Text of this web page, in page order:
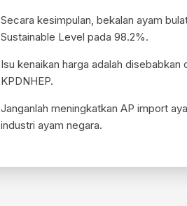
Secara kesimpulan, bekalan ayam
Sustainable Level pada 98.2%.
Isu kenaikan harga adalah disebabkan
KPDNHEP.
Janganlah meningkatkan AP import
industri ayam negara.